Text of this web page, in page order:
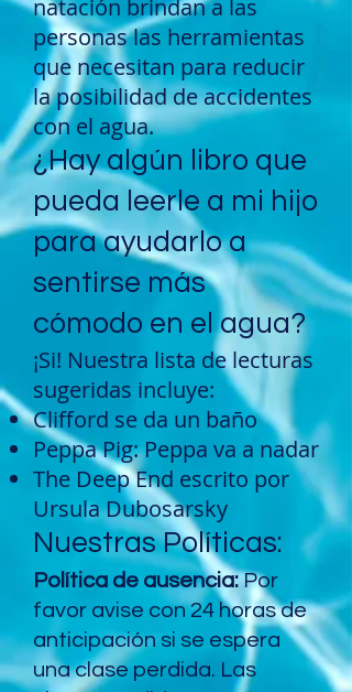
natación brindan a las
personas las herramientas
que necesitan para reducir
la posibilidad de accidentes
con el agua.
¿Hay algún libro que
pueda leerle a mi hijo
para ayudarlo a
sentirse más
cómodo en el agua?
¡Si! Nuestra lista de lecturas
sugeridas incluye:
Clifford se da un baño
Peppa Pig: Peppa va a nadar
The Deep End escrito por
Ursula Dubosarsky
Nuestras Políticas:
Política de ausencia:Por
favor avise con 24 horas de
anticipación si se espera
una clase perdida. Las